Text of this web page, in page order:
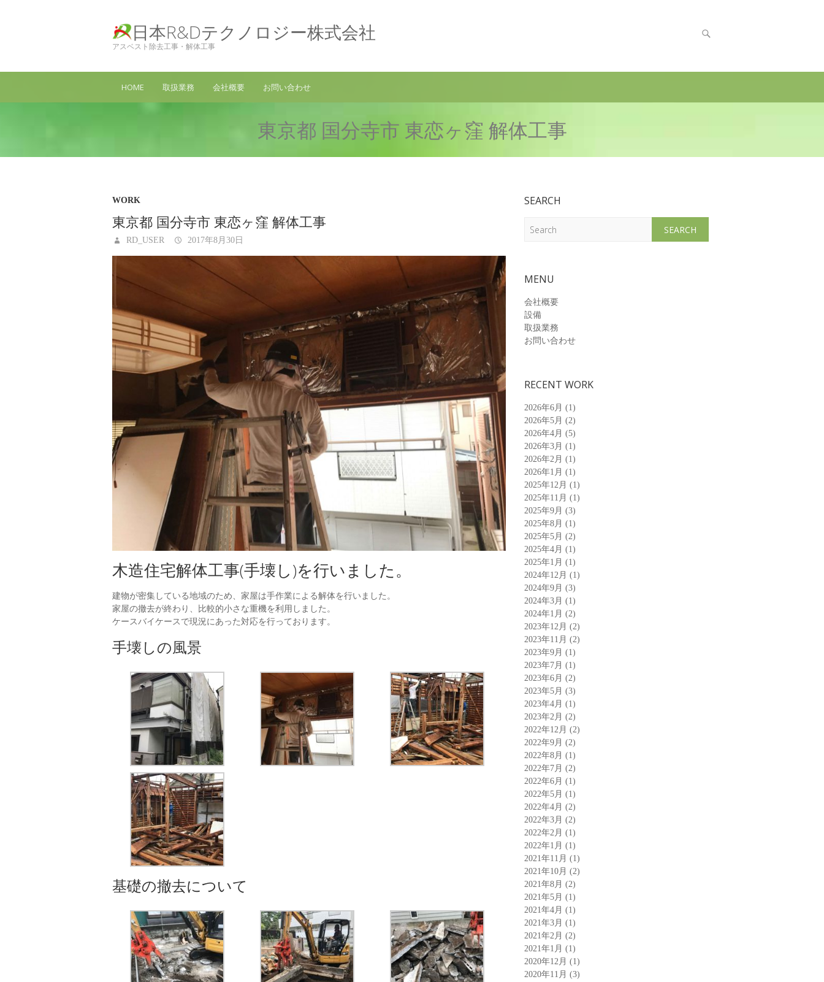
日本R&Dテクノロジー株式会社
アスベスト除去工事・解体工事
HOME 取扱業務 会社概要 お問い合わせ
東京都 国分寺市 東恋ヶ窪 解体工事
WORK
東京都 国分寺市 東恋ヶ窪 解体工事
RD_USER 2017年8月30日
木造住宅解体工事(手壊し)を行いました。
建物が密集している地域のため、家屋は手作業による解体を行いました。
家屋の撤去が終わり、比較的小さな重機を利用しました。
ケースバイケースで現況にあった対応を行っております。
手壊しの風景
基礎の撤去について
SEARCH
MENU
会社概要
設備
取扱業務
お問い合わせ
RECENT WORK
2026年6月 (1)
2026年5月 (2)
2026年4月 (5)
2026年3月 (1)
2026年2月 (1)
2026年1月 (1)
2025年12月 (1)
2025年11月 (1)
2025年9月 (3)
2025年8月 (1)
2025年5月 (2)
2025年4月 (1)
2025年1月 (1)
2024年12月 (1)
2024年9月 (3)
2024年3月 (1)
2024年1月 (2)
2023年12月 (2)
2023年11月 (2)
2023年9月 (1)
2023年7月 (1)
2023年6月 (2)
2023年5月 (3)
2023年4月 (1)
2023年2月 (2)
2022年12月 (2)
2022年9月 (2)
2022年8月 (1)
2022年7月 (2)
2022年6月 (1)
2022年5月 (1)
2022年4月 (2)
2022年3月 (2)
2022年2月 (1)
2022年1月 (1)
2021年11月 (1)
2021年10月 (2)
2021年8月 (2)
2021年5月 (1)
2021年4月 (1)
2021年3月 (1)
2021年2月 (2)
2021年1月 (1)
2020年12月 (1)
2020年11月 (3)